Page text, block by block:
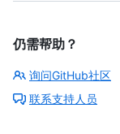
仍需帮助？
询问GitHub社区
联系支持人员